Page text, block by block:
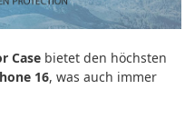
Case bietet den höchsten
16, was auch immer